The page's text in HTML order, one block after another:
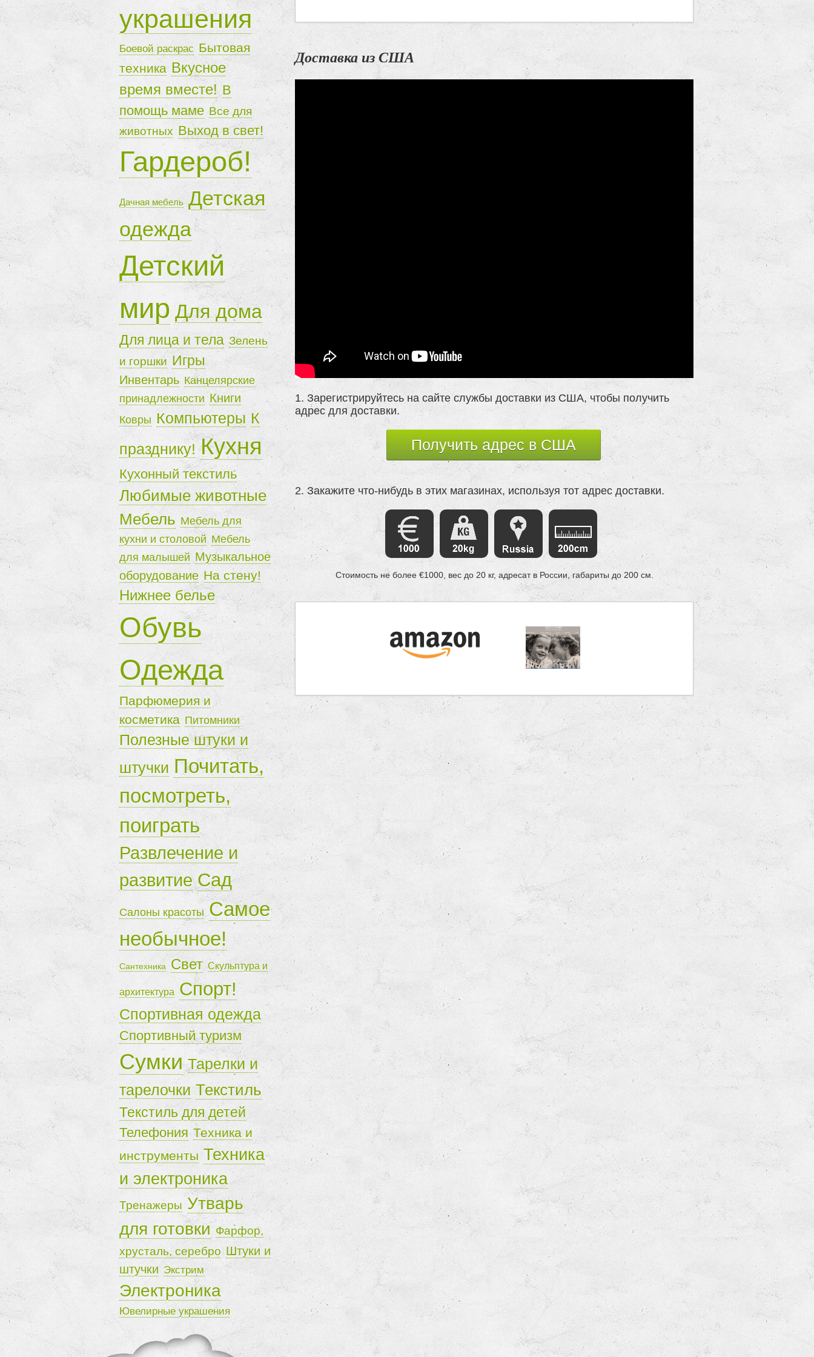
Доставка из США
1. Зарегистрируйтесь на сайте службы доставки из США, чтобы получить
адрес для доставки.
Получить адрес в США
2. Закажите что-нибудь в этих магазинах, используя тот адрес доставки.
Стоимость не более €1000, вес до 20 кг, адресат в Роcсии, габариты до 200 см.
украшения
Боевой раскрас Бытовая
техника Вкусное
время вместе! В
помощь маме Все для
животных Выход в свет!
Гардероб!
Дачная мебель Детская
одежда
Детский
мир Для дома
Для лица и тела Зелень
и горшки Игры
Инвентарь Канцелярские
принадлежности Книги
Ковры Компьютеры К
празднику! Кухня
Кухонный текстиль
Любимые животные
Мебель Мебель для
кухни и столовой Мебель
для малышей Музыкальное
оборудование На стену!
Нижнее белье
Обувь
Одежда
Парфюмерия и
косметика Питомники
Полезные штуки и
штучки Почитать,
посмотреть,
поиграть
Развлечение и
развитие Сад
Салоны красоты Самое
необычное!
Сантехника Свет Скульптура и
архитектура Спорт!
Спортивная одежда
Спортивный туризм
Сумки Тарелки и
тарелочки Текстиль
Текстиль для детей
Телефония Техника и
инструменты Техника
и электроника
Тренажеры Утварь
для готовки Фарфор,
хрусталь, серебро Штуки и
штучки Экстрим
Электроника
Ювелирные украшения